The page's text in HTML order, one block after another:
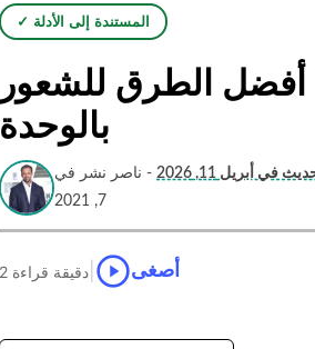
✓ المستندة إلى الأدلة
كيف تكون سعيدًا بمفردك بعد الانفصال: 7 أفضل الطرق للشعور
بالوحدة
في أبريل 11, 2026
- ناصر نشر في
7, 2021
2 دقيقة قراءة أصغى